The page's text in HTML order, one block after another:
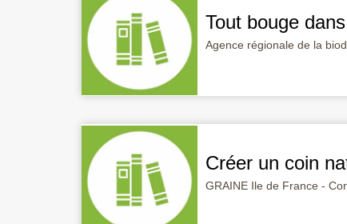
Tout bouge
Agence régionale de la
Créer un coin
GRAINE Ile de France -